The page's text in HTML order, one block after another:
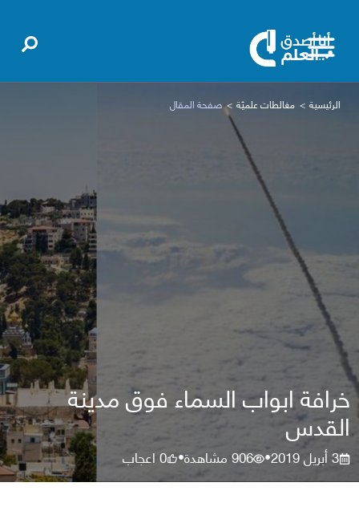
الرئيسية مغالطات علميّة صفحة المقال
خرافة ابواب السماء فوق مدينة
القدس
3 أبريل 2019 •
906مشاهدة•
0اعجاب